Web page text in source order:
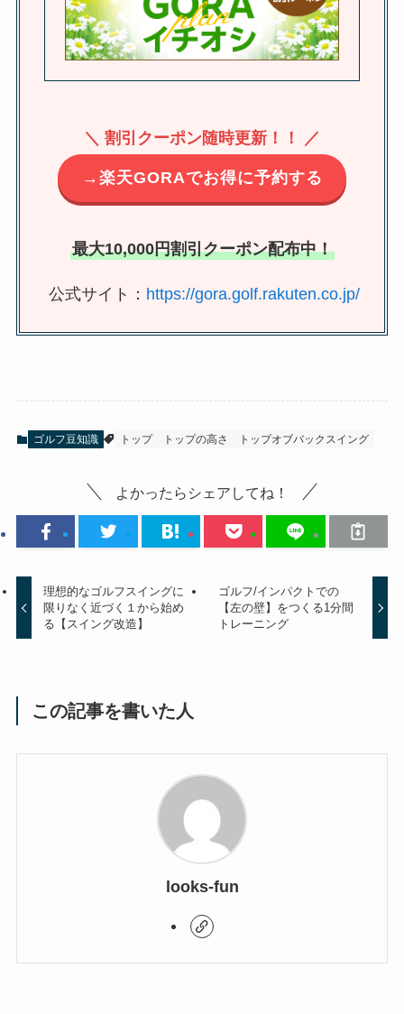
＼ 割引クーポン随時更新！！ ／
→楽天GORAでお得に予約する
最大10,000円割引クーポン配布中！
公式サイト： https://gora.golf.rakuten.co.jp/
ゴルフ豆知識 トップ トップの高さ トップオブバックスイング
よかったらシェアしてね！
理想的なゴルフスイングに
限りなく近づく１から始め
る【スイング改造】
ゴルフ/インパクトでの
【左の壁】をつくる1分間
トレーニング
この記事を書いた人
looks-fun